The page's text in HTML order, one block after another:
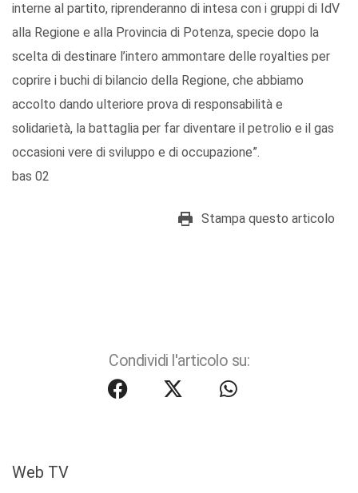
interne al partito, riprenderanno di intesa con i gruppi di IdV
alla Regione e alla Provincia di Potenza, specie dopo la
scelta di destinare l’intero ammontare delle royalties per
coprire i buchi di bilancio della Regione, che abbiamo
accolto dando ulteriore prova di responsabilità e
solidarietà, la battaglia per far diventare il petrolio e il gas
occasioni vere di sviluppo e di occupazione”.
bas 02
Stampa questo articolo
Condividi l'articolo su:
Web TV